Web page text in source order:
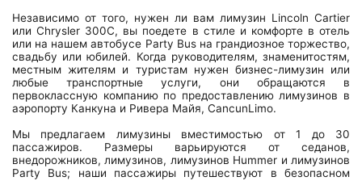
Независимо от того, нужен ли вам лимузин Lincoln Cartier
или Chrysler 300C, вы поедете в стиле и комфорте в отель
или на нашем автобусе Party Bus на грандиозное торжество,
свадьбу или юбилей. Когда руководителям, знаменитостям,
местным жителям и туристам нужен бизнес-лимузин или
любые транспортные услуги, они обращаются в
первоклассную компанию по предоставлению лимузинов в
аэропорту Канкуна и Ривера Майя, CancunLimo.
Мы предлагаем лимузины вместимостью от 1 до 30
пассажиров. Размеры варьируются от седанов,
внедорожников, лимузинов, лимузинов Hummer и лимузинов
Party Bus; наши пассажиры путешествуют в безопасном